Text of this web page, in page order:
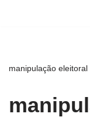
manipulação eleitoral